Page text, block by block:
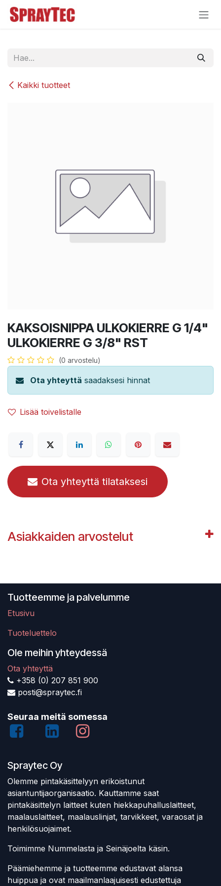
Siirry sisältöön
Kaikki tuotteet
KAKSOISNIPPA ULKOKIERRE G 1/4"
ULKOKIERRE G 3/8" RST
(0 arvostelu)
Ota yhteyttä saadaksesi hinnat
Lisää toivelistalle
Ota yhteyttä tilataksesi
Asiakkaiden arvostelut
Tuotteemme ja palvelumme
Etusivu
Tuoteluettelo
Ole meihin yhteydessä
Ota yhteyttä
+358 (0) 207 851 900
posti@spraytec.fi
Seuraa meitä somessa
Spraytec Oy
Olemme pintakäsittelyyn erikoistunut
asiantuntijaorganisaatio. Kauttamme saat
pintakäsittelyn laitteet kuten hiekkapuhalluslaitteet,
maalauslaitteet, maalauslinjat, tarvikkeet, varaosat ja
henkilösuojaimet.
Toimimme Nummelasta ja Seinäjoelta käsin.
Päämiehemme ja tuotteemme edustavat alansa
huippua ja ovat maailmanlaajuisesti edustettuja